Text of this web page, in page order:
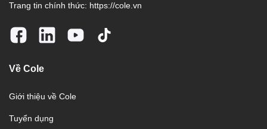
Trang tin chính thức: https://cole.vn
Về Cole
Giới thiệu về Cole
Tuyển dụng